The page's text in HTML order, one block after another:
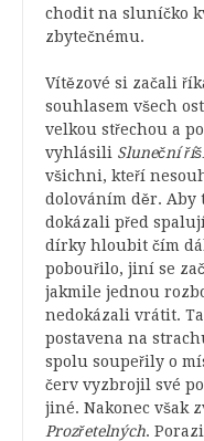
chodit na sluníčko
zbytečnému.
Vítězové si začali
souhlasem všech
velkou střechou a
vyhlásili Sluneční
všichni, kteří
dolováním děr. Aby
dokázali před
dírky hloubit čím
pobouřilo, jiní se
jakmile jednou
nedokázali vrátit.
postavena na
spolu soupeřily o
červ vyzbrojil své
jiné. Nakonec však
Prozřetelných.